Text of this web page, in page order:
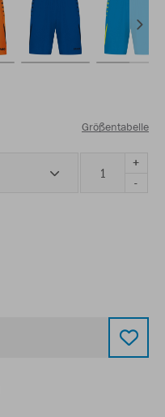
Größentabelle
+
-